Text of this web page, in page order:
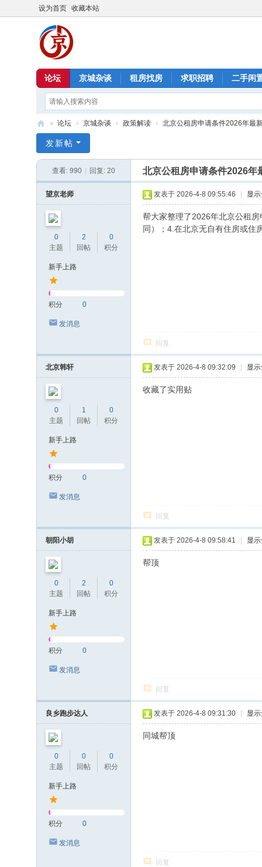
设为首页 收藏本站
论坛 京城杂谈 租房找房 求职招聘 二手闲
京
» 论坛 › 京城杂谈 › 政策解读 › 北京公租房申请条件2026年最
发新帖
查看: 990 回复: 20 北京公租房申请条件2026年
望京老师
0
主题
2
回帖
0
积分
新手上路
积分 0
发消息
发表于 2026-4-8 09:55:46 显
帮大家整理了2026年北京公租
同）；4.在北京无自有住房或住
回复
北京韩轩
0
主题
1
回帖
0
积分
新手上路
积分 0
发消息
发表于 2026-4-8 09:32:09 显
收藏了实用贴
回复
朝阳小胡
0
主题
2
回帖
0
积分
新手上路
积分 0
发消息
发表于 2026-4-8 09:58:41 显
帮顶
回复
良乡跑步达人
0
主题
0
回帖
0
积分
新手上路
积分 0
发消息
发表于 2026-4-8 09:31:30 显
同城帮顶
回复